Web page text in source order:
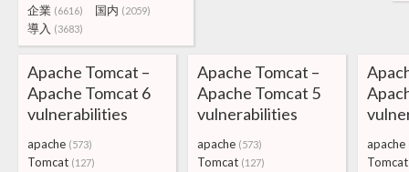
企業 (6616) 国内 (2059)
導入 (3683)
Apache Tomcat –
Apache Tomcat 6
vulnerabilities
apache (573)
Tomcat (127)
Apache Tomcat –
Apache Tomcat 5
vulnerabilities
apache (573)
Tomcat (127)
apache
Tomcat